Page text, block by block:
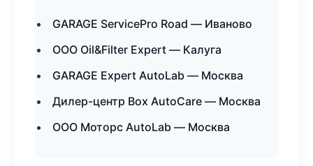
GARAGE ServicePro Road — Иваново
ООО Oil&Filter Expert — Калуга
GARAGE Expert AutoLab — Москва
Дилер-центр Box AutoCare — Москва
ООО Моторс AutoLab — Москва